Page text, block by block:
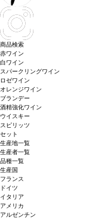
商品検索
赤ワイン
白ワイン
スパークリングワイン
ロゼワイン
オレンジワイン
ブランデー
酒精強化ワイン
ウイスキー
スピリッツ
セット
生産地一覧
生産者一覧
品種一覧
生産国
フランス
ドイツ
イタリア
アメリカ
アルゼンチン